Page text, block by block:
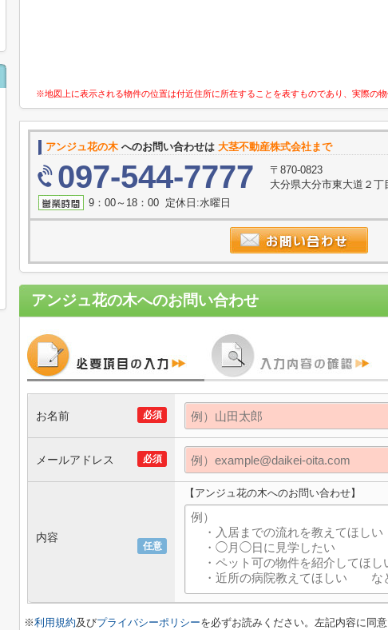
※地図上に表示される物件の位置は付近住所に所在することを表すものであり、実際の物
アンジュ花の木 へのお問い合わせは 大茎不動産株式会社まで
097-544-7777
〒870-0823
大分県大分市東大道２丁
9：00～18：00 定休日:水曜日
アンジュ花の木へのお問い合わせ
必須
お名前
必須
メールアドレス
任意
内容
【アンジュ花の木へのお問い合わせ】
※利用規約及びプライバシーポリシーを必ずお読みください。左記内容に同